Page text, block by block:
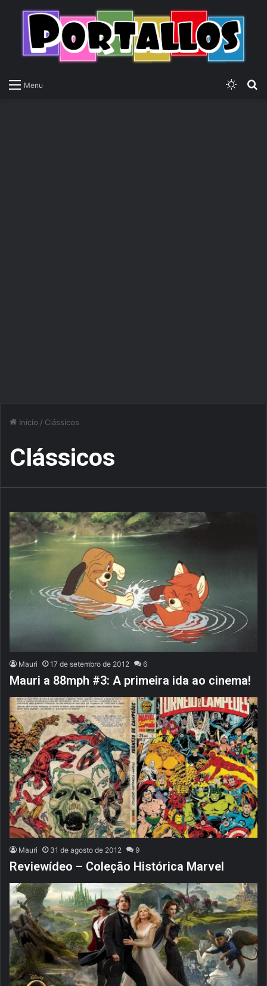
Menu
Início / Clássicos
Clássicos
Mauri 17 de setembro de 2012 6
Mauri a 88mph #3: A primeira ida ao cinema!
Mauri 31 de agosto de 2012 9
Reviewídeo – Coleção Histórica Marvel